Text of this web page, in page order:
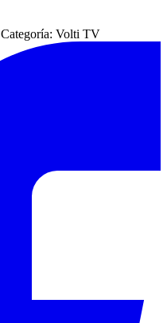
Categoría: Volti TV